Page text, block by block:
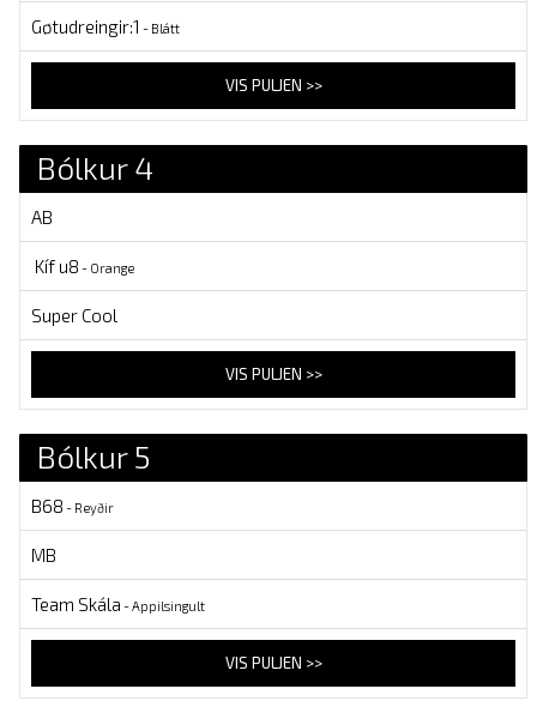
Gøtudreingir:1 - Blátt
VIS PULJEN >>
Bólkur 4
AB
Kíf u8 - Orange
Super Cool
VIS PULJEN >>
Bólkur 5
B68 - Reyðir
MB
Team Skála - Appilsingult
VIS PULJEN >>